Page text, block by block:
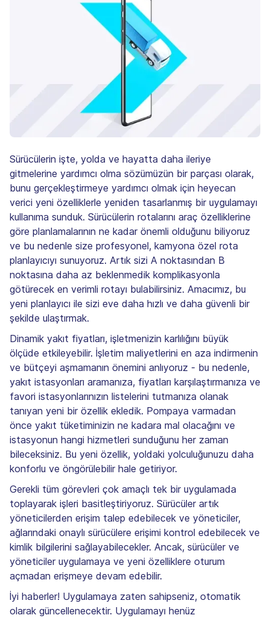
Sürücülerin işte, yolda ve hayatta daha ileriye
gitmelerine yardımcı olma sözümüzün bir parçası olarak,
bunu gerçekleştirmeye yardımcı olmak için heyecan
verici yeni özelliklerle yeniden tasarlanmış bir uygulamayı
kullanıma sunduk. Sürücülerin rotalarını araç özelliklerine
göre planlamalarının ne kadar önemli olduğunu biliyoruz
ve bu nedenle size profesyonel, kamyona özel rota
planlayıcıyı sunuyoruz. Artık sizi A noktasından B
noktasına daha az beklenmedik komplikasyonla
götürecek en verimli rotayı bulabilirsiniz. Amacımız, bu
yeni planlayıcı ile sizi eve daha hızlı ve daha güvenli bir
şekilde ulaştırmak.
Dinamik yakıt fiyatları, işletmenizin karlılığını büyük
ölçüde etkileyebilir. İşletim maliyetlerini en aza indirmenin
ve bütçeyi aşmamanın önemini anlıyoruz - bu nedenle,
yakıt istasyonları aramanıza, fiyatları karşılaştırmanıza ve
favori istasyonlarınızın listelerini tutmanıza olanak
tanıyan yeni bir özellik ekledik. Pompaya varmadan
önce yakıt tüketiminizin ne kadara mal olacağını ve
istasyonun hangi hizmetleri sunduğunu her zaman
bileceksiniz. Bu yeni özellik, yoldaki yolculuğunuzu daha
konforlu ve öngörülebilir hale getiriyor.
Gerekli tüm görevleri çok amaçlı tek bir uygulamada
toplayarak işleri basitleştiriyoruz. Sürücüler artık
yöneticilerden erişim talep edebilecek ve yöneticiler,
ağlarındaki onaylı sürücülere erişimi kontrol edebilecek ve
kimlik bilgilerini sağlayabilecekler. Ancak, sürücüler ve
yöneticiler uygulamaya ve yeni özelliklere oturum
açmadan erişmeye devam edebilir.
İyi haberler! Uygulamaya zaten sahipseniz, otomatik
olarak güncellenecektir. Uygulamayı henüz